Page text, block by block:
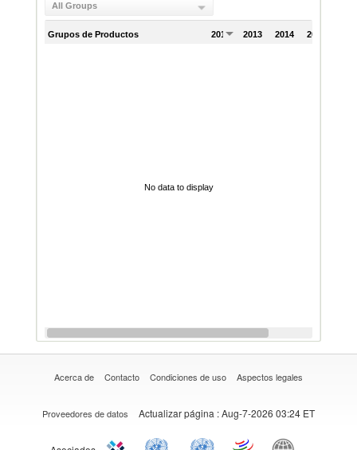
All Groups
Grupos de Productos 2012 2013 2014 2015
No data to display
Acerca de Contacto Condiciones de uso Aspectos legales
Proveedores de datos Actualizar página : Aug-7-2026 03:24 ET